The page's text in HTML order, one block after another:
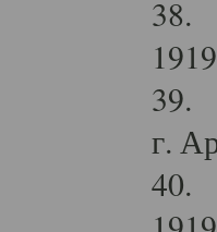
38.
39.
г.
40.